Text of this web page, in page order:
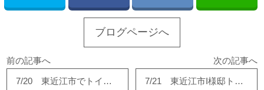
ブログページへ
前の記事へ
7/20 東近江市でトイレ交換！
次の記事へ
7/21 東近江市I様邸トイレリフォーム完成です！